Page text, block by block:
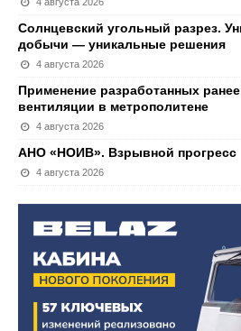
Солнцевский угольный разрез.
добычи — уникальные решения
4 августа 2026
Применение разработанных
вентиляции в метрополитене
4 августа 2026
АНО «НОИВ». Взрывной прогресс
4 августа 2026